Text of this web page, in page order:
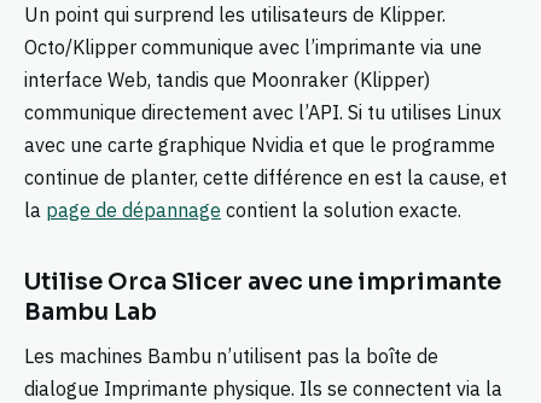
Un point qui surprend les utilisateurs de Klipper.
Octo/Klipper communique avec l’imprimante via une
interface Web, tandis que Moonraker (Klipper)
communique directement avec l’API. Si tu utilises Linux
avec une carte graphique Nvidia et que le programme
continue de planter, cette différence en est la cause, et
la page de dépannage contient la solution exacte.
Utilise Orca Slicer avec une imprimante
Bambu Lab
Les machines Bambu n’utilisent pas la boîte de
dialogue Imprimante physique. Ils se connectent via la